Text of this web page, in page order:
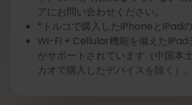
アにお問い合わせください。
*トルコで購入したiPhoneとiPadの
Wi-Fi + Cellular機能を備えたiPad
がサポートされています（中国本
カオで購入したデバイスを除く）。